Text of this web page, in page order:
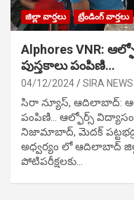
జిల్లా వార్తలు ట్రేండింగ్ వార్తలు
Alphores VNR:
పుస్తకాలు పంపిణి…
04/12/2024 SIRA NEWS
సిరా న్యూస్, ఆదిలాబాద్:
పంపిణి… ఆల్ఫోర్స్
నిజామాబాద్, మెదక్
అధ్వర్యం లో ఆదిలాబాద్ జిల్లా
పోటిప‌రీక్ష‌ల‌కు…